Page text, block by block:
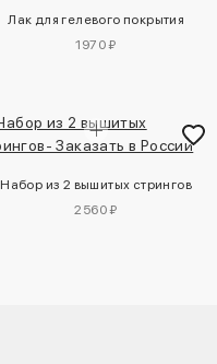
Лак для гелевого покрытия
1970 ₽
Набор из 2 вышитых стрингов
2560 ₽